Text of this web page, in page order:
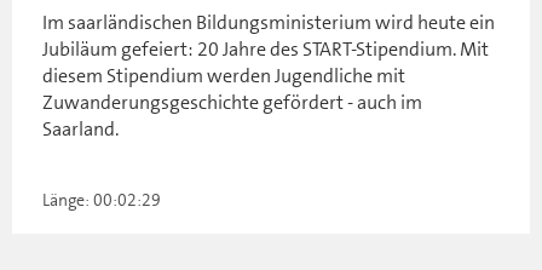
Im saarländischen Bildungsministerium wird heute ein
Jubiläum gefeiert: 20 Jahre des START-Stipendium. Mit
diesem Stipendium werden Jugendliche mit
Zuwanderungsgeschichte gefördert - auch im
Saarland.
Länge: 00:02:29